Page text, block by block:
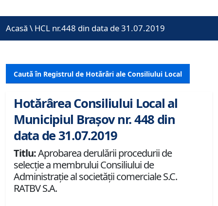
Acasă \ HCL nr.448 din data de 31.07.2019
Caută în Registrul de Hotărâri ale Consiliului Local
Hotărârea Consiliului Local al
Municipiul Brașov nr. 448 din
data de 31.07.2019
Titlu:Aprobarea derulării procedurii de
selecţie a membrului Consiliului de
Administraţie al societăţii comerciale S.C.
RATBV S.A.